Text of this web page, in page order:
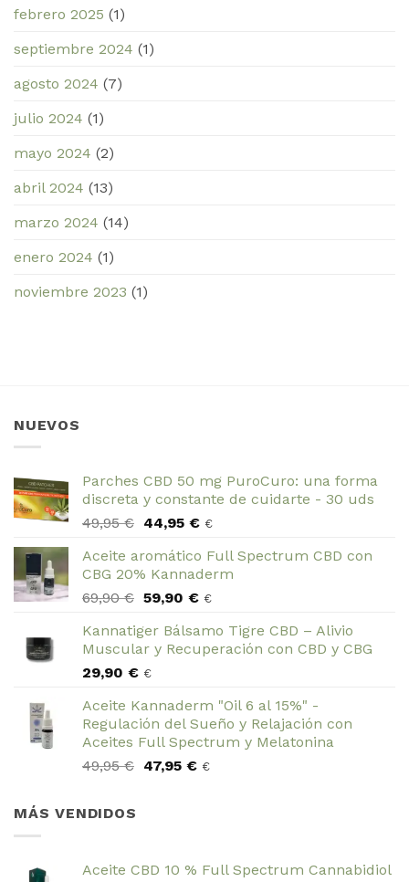
febrero 2025 (1)
septiembre 2024 (1)
agosto 2024 (7)
julio 2024 (1)
mayo 2024 (2)
abril 2024 (13)
marzo 2024 (14)
enero 2024 (1)
noviembre 2023 (1)
NUEVOS
Parches CBD 50 mg PuroCuro: una forma
discreta y constante de cuidarte - 30 uds
49,95€ El
original
era:
49,95 €.
44,95 €El
actual
es:
44,95 €.
€
Aceite aromático Full Spectrum CBD con
CBG 20% Kannaderm
69,90€ El
original
era:
69,90 €.
59,90 €El
actual
es:
€
Kannatiger Bálsamo Tigre CBD – Alivio
Muscular y Recuperación con CBD y CBG
29,90 € €
Aceite Kannaderm "Oil 6 al 15%" -
Regulación del Sueño y Relajación con
Aceites Full Spectrum y Melatonina
49,95€ El
47,95 €El
€
MÁS VENDIDOS
Aceite CBD 10 % Full Spectrum Cannabidiol